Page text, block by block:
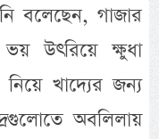
বলেছেন, গাজার
উৎরিয়ে ক্ষুধা
খাদ্যের জন্য
অবলিলায়